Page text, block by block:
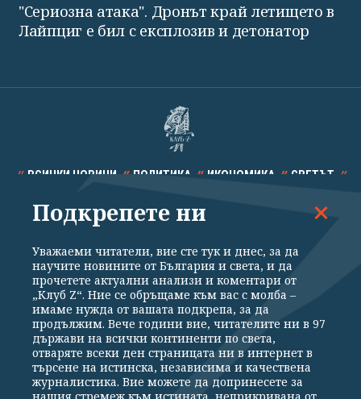
"Сериозна атака". Дронът край летището в
Лайпциг е бил с експлозив и детонатор
ВСИЧКИ НОВИНИ ПОЛИТИКА ИКОНОМИКА СВЕТЪТ
СПОРТ КУЛТУРА ТЕХНОЛОГИИ КАЛЕЙДОСКОП
Общи условия
Политика за поверителност
Реклама
Партньори Контакти
За Клуб Z
Екип
Подкрепете ни
Подкрепете ни
Уважаеми читатели, вие сте тук и днес, за да
научите новините от България и света, и да
прочетете актуални анализи и коментари от
„Клуб Z“. Ние се обръщаме към вас с молба –
имаме нужда от вашата подкрепа, за да
продължим. Вече години вие, читателите ни в 97
държави на всички континенти по света,
отваряте всеки ден страницата ни в интернет в
търсене на истинска, независима и качествена
журналистика. Вие можете да допринесете за